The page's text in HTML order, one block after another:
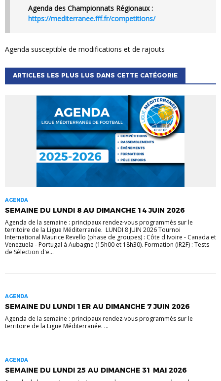
Agenda des Championnats Régionaux :
https://mediterranee.fff.fr/competitions/
Agenda susceptible de modifications et de rajouts
ARTICLES LES PLUS LUS DANS CETTE CATÉGORIE
AGENDA
SEMAINE DU LUNDI 8 AU DIMANCHE 14 JUIN 2026
Agenda de la semaine : principaux rendez-vous programmés sur le
territoire de la Ligue Méditerranée. LUNDI 8 JUIN 2026 Tournoi
International Maurice Revello (phase de groupes) : Côte d'Ivoire - Canada et
Venezuela - Portugal à Aubagne (15h00 et 18h30). Formation (IR2F) : Tests
de Sélection d'e...
AGENDA
SEMAINE DU LUNDI 1ER AU DIMANCHE 7 JUIN 2026
Agenda de la semaine : principaux rendez-vous programmés sur le
territoire de la Ligue Méditerranée. ...
AGENDA
SEMAINE DU LUNDI 25 AU DIMANCHE 31 MAI 2026